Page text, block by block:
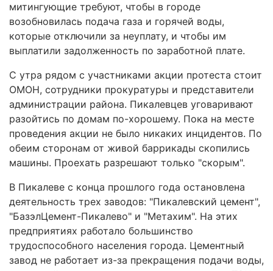
митингующие требуют, чтобы в городе
возобновилась подача газа и горячей воды,
которые отключили за неуплату, и чтобы им
выплатили задолженность по заработной плате.
C утра рядом с участниками акции протеста стоит
ОМОН, сотрудники прокуратуры и представители
администрации района. Пикалевцев уговаривают
разойтись по домам по-хорошему. Пока на месте
проведения акции не было никаких инцидентов. По
обеим сторонам от живой баррикады скопились
машины. Проехать разрешают только "скорым".
В Пикалеве с конца прошлого года остановлена
деятельность трех заводов: "Пикалевский цемент",
"БазэлЦемент-Пикалево" и "Метахим". На этих
предприятиях работало большинство
трудоспособного населения города. Цементный
завод не работает из-за прекращения подачи воды,